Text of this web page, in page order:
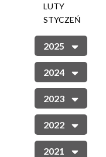
LUTY
STYCZEŃ
2025
2024
2023
2022
2021